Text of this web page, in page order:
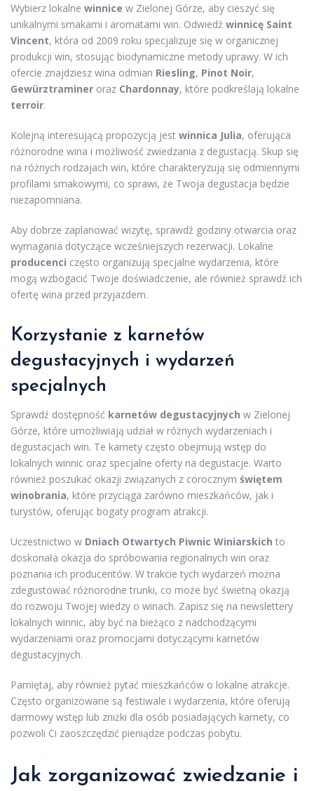
Wybierz lokalne winnice w Zielonej Górze, aby cieszyć się
unikalnymi smakami i aromatami win. Odwiedź winnicę Saint
Vincent, która od 2009 roku specjalizuje się w organicznej
produkcji win, stosując biodynamiczne metody uprawy. W ich
ofercie znajdziesz wina odmian Riesling, Pinot Noir,
Gewürztraminer oraz Chardonnay, które podkreślają lokalne
terroir.
Kolejną interesującą propozycją jest winnica Julia, oferująca
różnorodne wina i możliwość zwiedzania z degustacją. Skup się
na różnych rodzajach win, które charakteryzują się odmiennymi
profilami smakowymi, co sprawi, że Twoja degustacja będzie
niezapomniana.
Aby dobrze zaplanować wizytę, sprawdź godziny otwarcia oraz
wymagania dotyczące wcześniejszych rezerwacji. Lokalne
producenci często organizują specjalne wydarzenia, które
mogą wzbogacić Twoje doświadczenie, ale również sprawdź ich
ofertę wina przed przyjazdem.
Korzystanie z karnetów
degustacyjnych i wydarzeń
specjalnych
Sprawdź dostępność karnetów degustacyjnych w Zielonej
Górze, które umożliwiają udział w różnych wydarzeniach i
degustacjach win. Te karnety często obejmują wstęp do
lokalnych winnic oraz specjalne oferty na degustacje. Warto
również poszukać okazji związanych z corocznym świętem
winobrania, które przyciąga zarówno mieszkańców, jak i
turystów, oferując bogaty program atrakcji.
Uczestnictwo w Dniach Otwartych Piwnic Winiarskich to
doskonała okazja do spróbowania regionalnych win oraz
poznania ich producentów. W trakcie tych wydarzeń można
zdegustować różnorodne trunki, co może być świetną okazją
do rozwoju Twojej wiedzy o winach. Zapisz się na newslettery
lokalnych winnic, aby być na bieżąco z nadchodzącymi
wydarzeniami oraz promocjami dotyczącymi karnetów
degustacyjnych.
Pamiętaj, aby również pytać mieszkańców o lokalne atrakcje.
Często organizowane są festiwale i wydarzenia, które oferują
darmowy wstęp lub zniżki dla osób posiadających karnety, co
pozwoli Ci zaoszczędzić pieniądze podczas pobytu.
Jak zorganizować zwiedzanie i